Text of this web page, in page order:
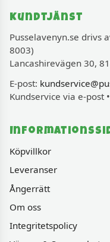
Kundtjänst
Pusselavenyn.se drivs
8003)
Lancashirevägen 30,
E-post:
Kundservice via e-post
Köpvillkor
Leveranser
Ångerrätt
Om oss
Integritetspolicy